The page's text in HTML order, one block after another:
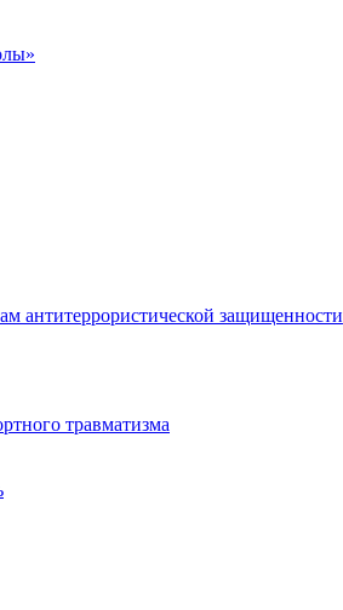
антитеррористической защищенности
травматизма